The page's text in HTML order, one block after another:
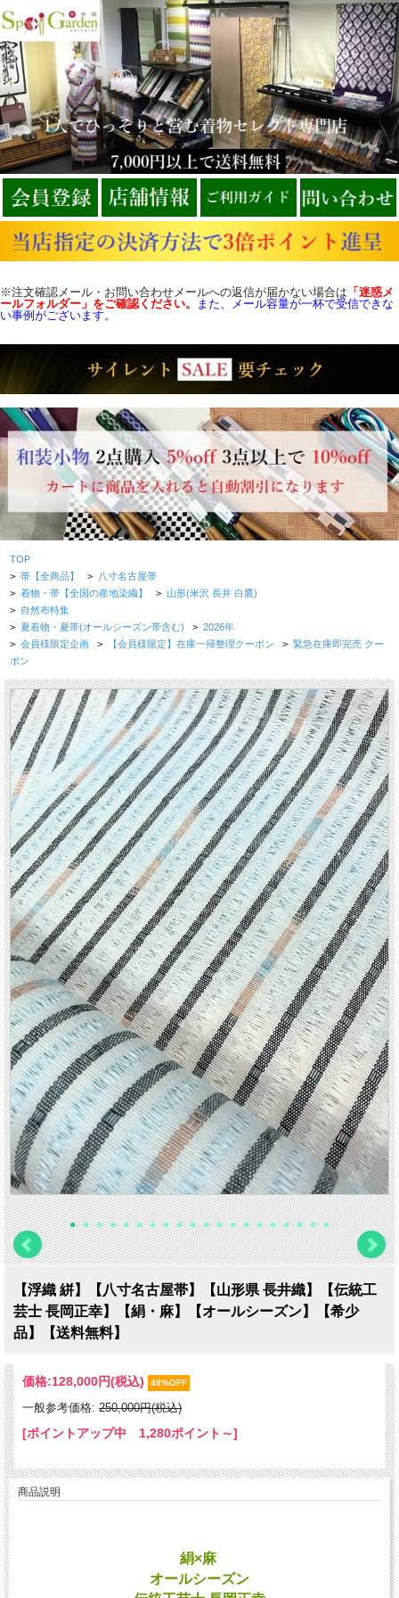
※注文確認メール・お問い合わせメールへの返信が届かない場合は 「迷惑メ
ールフォルダー」をご確認ください。
また、メール容量が一杯で受信できな
い事例がございます。
TOP
> 帯【全商品】 > 八寸名古屋帯
> 着物・帯【全国の産地染織】 > 山形(米沢 長井 白鷹)
> 自然布特集
> 夏着物・夏帯(オールシーズン帯含む) > 2026年
> 会員様限定企画 > 【会員様限定】在庫一掃整理クーポン > 緊急在庫即完売 クー
ポン
【浮織 絣】【八寸名古屋帯】【山形県 長井織】【伝統工
芸士 長岡正幸】【絹・麻】【オールシーズン】【希少
品】【送料無料】
価格:128,000円(税込) 48%OFF
一般参考価格: 250,000円(税込)
[ポイントアップ中 1,280ポイント～]
商品説明
絹×麻
オールシーズン